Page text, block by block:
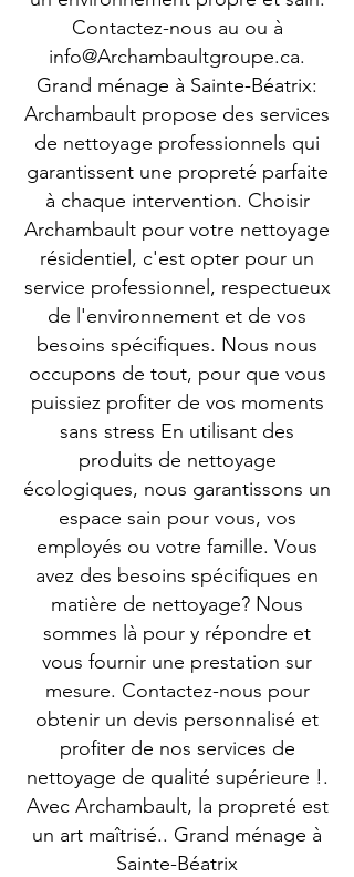
Contactez-nous au ou à
info@Archambaultgroupe.ca.
Grand ménage à Sainte-Béatrix:
Archambault propose des services
de nettoyage professionnels qui
garantissent une propreté parfaite
à chaque intervention. Choisir
Archambault pour votre nettoyage
résidentiel, c'est opter pour un
service professionnel, respectueux
de l'environnement et de vos
besoins spécifiques. Nous nous
occupons de tout, pour que vous
puissiez profiter de vos moments
sans stress En utilisant des
produits de nettoyage
écologiques, nous garantissons un
espace sain pour vous, vos
employés ou votre famille. Vous
avez des besoins spécifiques en
matière de nettoyage? Nous
sommes là pour y répondre et
vous fournir une prestation sur
mesure. Contactez-nous pour
obtenir un devis personnalisé et
profiter de nos services de
nettoyage de qualité supérieure !.
Avec Archambault, la propreté est
un art maîtrisé.. Grand ménage à
Sainte-Béatrix